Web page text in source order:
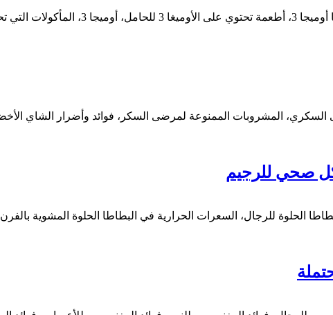
المشروبات الممنوعة لمرضى السكر، فوائد وأضرار الشاي
صحي للرجيم
الحلوة للرجال، السعرات الحرارية في البطاطا الحلوة المشوية